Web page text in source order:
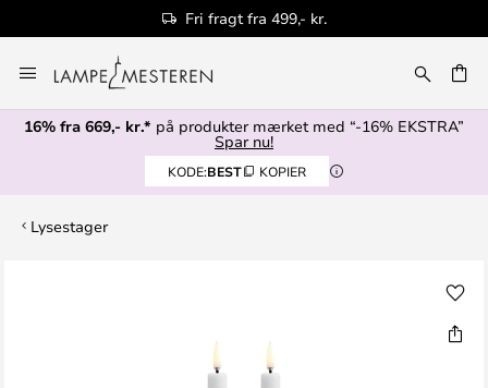
Fri fragt fra 499,- kr.
to
Content
16% fra 669,- kr.* på produkter mærket med “-16% EKSTRA”
Spar nu!
KODE:BEST KOPIER
Lysestager